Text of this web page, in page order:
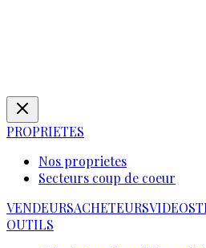
PROPRIETES
Nos proprietes
Secteurs coup de coeur
VENDEURSACHETEURSVIDEOS
OUTILS